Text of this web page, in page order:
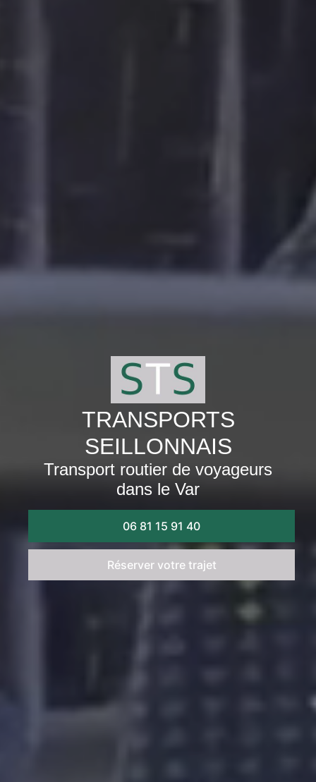
TRANSPORTS
SEILLONNAIS
Transport routier de voyageurs
dans le Var
06 81 15 91 40
Réserver votre trajet